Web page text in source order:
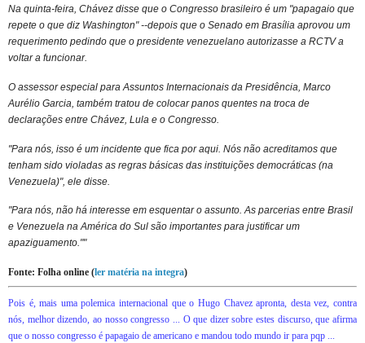
Na quinta-feira, Chávez disse que o Congresso brasileiro é um "papagaio que
repete o que diz Washington" --depois que o Senado em Brasília aprovou um
requerimento pedindo que o presidente venezuelano autorizasse a RCTV a
voltar a funcionar.
O assessor especial para Assuntos Internacionais da Presidência, Marco
Aurélio Garcia, também tratou de colocar panos quentes na troca de
declarações entre Chávez, Lula e o Congresso.
"Para nós, isso é um incidente que fica por aqui. Nós não acreditamos que
tenham sido violadas as regras básicas das instituições democráticas (na
Venezuela)", ele disse.
"Para nós, não há interesse em esquentar o assunto. As parcerias entre Brasil
e Venezuela na América do Sul são importantes para justificar um
apaziguamento.""
Fonte: Folha online (ler matéria na integra)
Pois é, mais uma polemica internacional que o Hugo Chavez apronta, desta vez, contra
nós, melhor dizendo, ao nosso congresso ... O que dizer sobre estes discurso, que afirma
que o nosso congresso é papagaio de americano e mandou todo mundo ir para pqp ...